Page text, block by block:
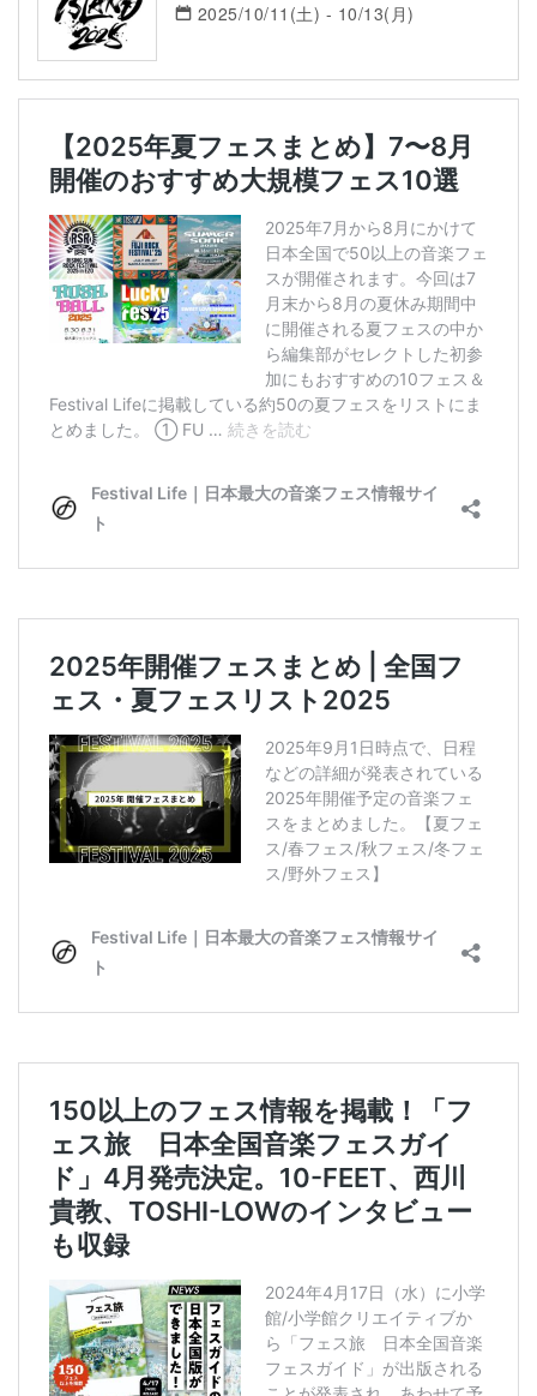
2025/10/11(土) - 10/13(月)